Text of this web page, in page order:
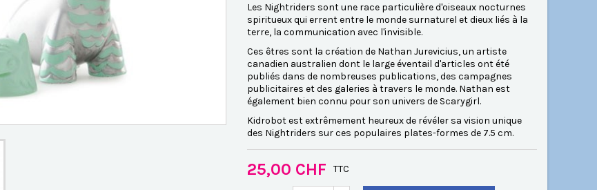
Les Nightriders sont une race particulière d'oiseaux nocturnes
spiritueux qui errent entre le monde surnaturel et dieux liés à la
terre, la communication avec l'invisible.
Ces êtres sont la création de Nathan Jurevicius, un artiste
canadien australien dont le large éventail d'articles ont été
publiés dans de nombreuses publications, des campagnes
publicitaires et des galeries à travers le monde. Nathan est
également bien connu pour son univers de Scarygirl.
Kidrobot est extrêmement heureux de révéler sa vision unique
des Nightriders sur ces populaires plates-formes de 7.5 cm.
25,00 CHF TTC